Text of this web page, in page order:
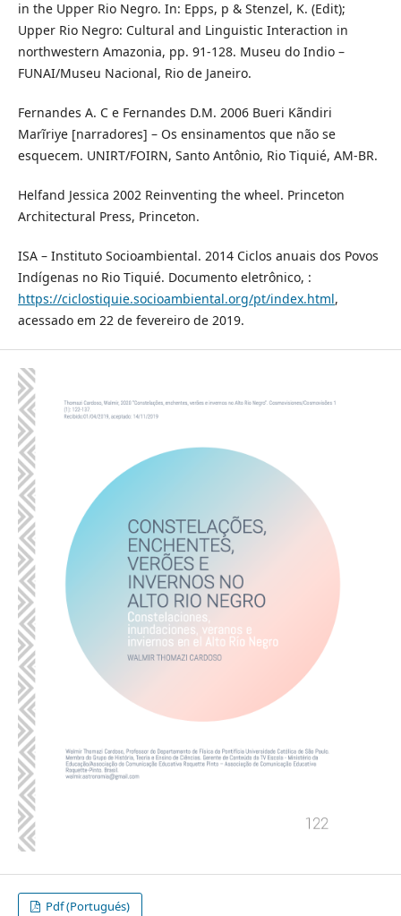
in the Upper Rio Negro. In: Epps, p & Stenzel, K. (Edit);
Upper Rio Negro: Cultural and Linguistic Interaction in
northwestern Amazonia, pp. 91-128. Museu do Indio –
FUNAI/Museu Nacional, Rio de Janeiro.
Fernandes A. C e Fernandes D.M. 2006 Bueri Kãndiri
Marĩriye [narradores] – Os ensinamentos que não se
esquecem. UNIRT/FOIRN, Santo Antônio, Rio Tiquié, AM-BR.
Helfand Jessica 2002 Reinventing the wheel. Princeton
Architectural Press, Princeton.
ISA – Instituto Socioambiental. 2014 Ciclos anuais dos Povos
Indígenas no Rio Tiquié. Documento eletrônico, :
https://ciclostiquie.socioambiental.org/pt/index.html,
acessado em 22 de fevereiro de 2019.
Pdf (Portugués)